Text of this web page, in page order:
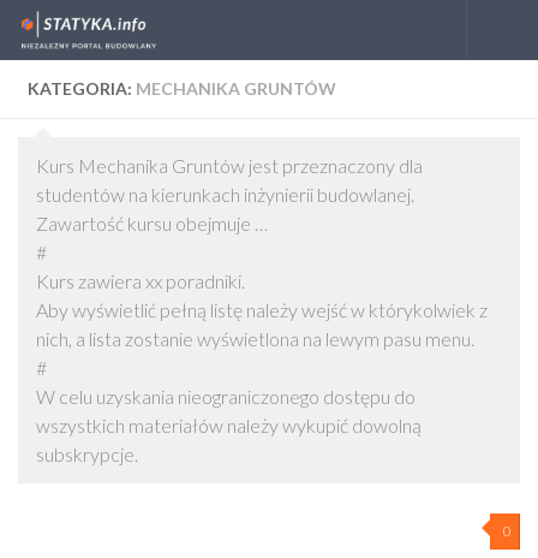
Skip to content
KATEGORIA: MECHANIKA GRUNTÓW
Kurs Mechanika Gruntów jest przeznaczony dla
studentów na kierunkach inżynierii budowlanej.
Zawartość kursu obejmuje …
#
Kurs zawiera xx poradniki.
Aby wyświetlić pełną listę należy wejść w którykolwiek z
nich, a lista zostanie wyświetlona na lewym pasu menu.
#
W celu uzyskania nieograniczonego dostępu do
wszystkich materiałów należy wykupić dowolną
subskrypcje.
0